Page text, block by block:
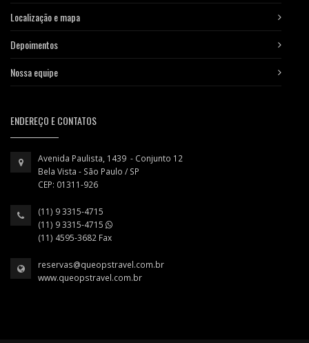
Localização e mapa
Depoimentos
Nossa equipe
ENDEREÇO E CONTATOS
Avenida Paulista, 1439 - Conjunto 12
Bela Vista - São Paulo / SP
CEP: 01311-926
(11) 9 3315-4715
(11) 9 3315-4715
(11) 4595-3682 Fax
reservas@queopstravel.com.br
www.queopstravel.com.br